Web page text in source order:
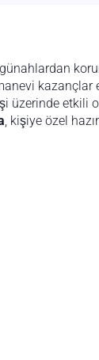
kazançlar
üzerinde etkili
, kişiye özel